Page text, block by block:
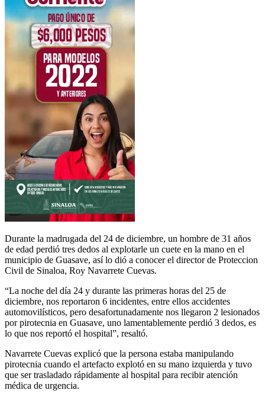
Durante la madrugada del 24 de diciembre, un hombre de 31 años
de edad perdió tres dedos al explotarle un cuete en la mano en el
municipio de Guasave, así lo dió a conocer el director de Proteccion
Civil de Sinaloa, Roy Navarrete Cuevas.
“La noche del día 24 y durante las primeras horas del 25 de
diciembre, nos reportaron 6 incidentes, entre ellos accidentes
automovilísticos, pero desafortunadamente nos llegaron 2 lesionados
por pirotecnia en Guasave, uno lamentablemente perdió 3 dedos, es
lo que nos reportó el hospital”, resaltó.
Navarrete Cuevas explicó que la persona estaba manipulando
pirotecnia cuando el artefacto explotó en su mano izquierda y tuvo
que ser trasladado rápidamente al hospital para recibir atención
médica de urgencia.